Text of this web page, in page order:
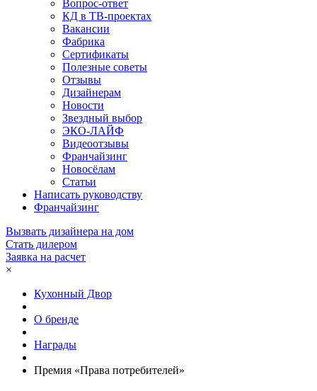
Вопрос-ответ
КД в ТВ-проектах
Вакансии
Фабрика
Сертификаты
Полезные советы
Отзывы
Дизайнерам
Новости
Звездный выбор
ЭКО-ЛАЙФ
Видеоотзывы
Франчайзинг
Новосёлам
Статьи
Написать руководству
Франчайзинг
Вызвать дизайнера на дом
Стать дилером
Заявка на расчет
×
Кухонный Двор
О бренде
Награды
Премия «Права потребителей»